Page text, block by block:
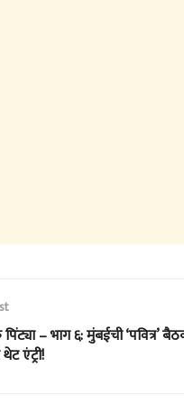
– भाग ६: मुंबईची ‘पवित्र’
एंट्री!